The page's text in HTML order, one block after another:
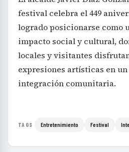
festival celebra el 449
logrado posicionarse como
impacto social y cultural,
locales y visitantes
expresiones artísticas en
integración comunitaria.
TAGS Entretenimiento Festival